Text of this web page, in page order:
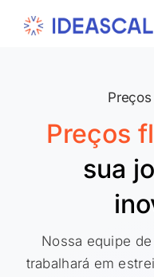
Preços
sua
Nossa equipe
trabalhará em